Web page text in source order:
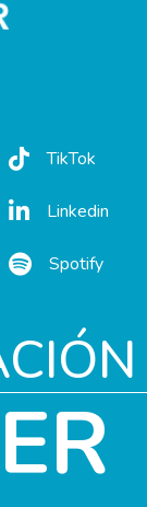
TikTok
Linkedin
Spotify